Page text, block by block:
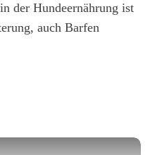
der Hundeernährung ist
auch Barfen